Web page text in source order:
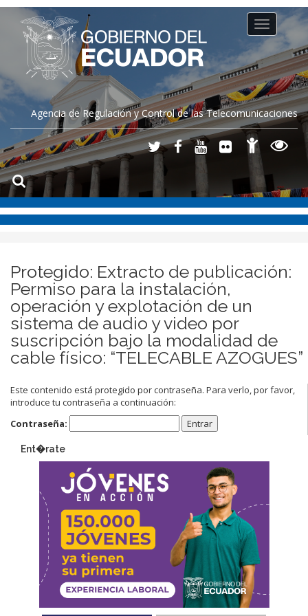
Agencia de Regulación y Control de las Telecomunicaciones
Toggle
navigation
Protegido: Extracto de publicación:
Permiso para la instalación,
operación y explotación de un
sistema de audio y video por
suscripción bajo la modalidad de
cable físico: “TELECABLE AZOGUES”
Este contenido está protegido por contraseña. Para verlo, por favor,
introduce tu contraseña a continuación:
Contraseña:
Ent�rate